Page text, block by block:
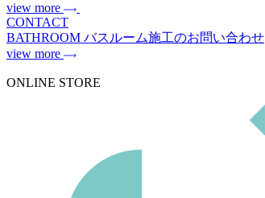
view more
CONTACT
BATHROOM バスルーム施工のお問い合わせ
view more
ONLINE STORE